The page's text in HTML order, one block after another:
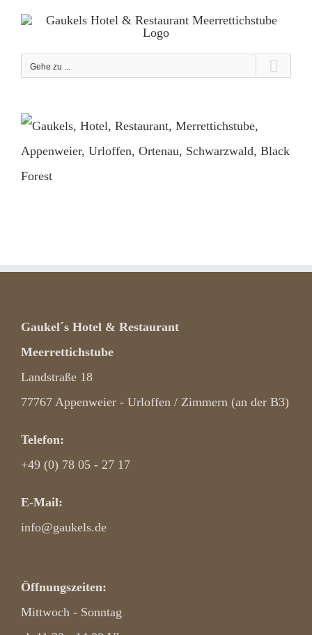
Zum
springenGehe zu ...
Gaukel´s Hotel & Restaurant
Meerrettichstube
Landstraße 18
77767 Appenweier - Urloffen / Zimmern (an der B3)
Telefon:
+49 (0) 78 05 - 27 17
E-Mail:
info@gaukels.de
Öffnungszeiten:
Mittwoch - Sonntag